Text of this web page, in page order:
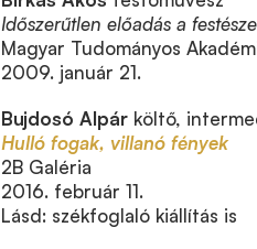
Időszerűtlen előadás a
Magyar Tudományos
2009. január 21.
Bujdosó Alpár költő,
Hulló fogak, villanó fények
2B Galéria
2016. február 11.
Lásd: székfoglaló kiállítás is